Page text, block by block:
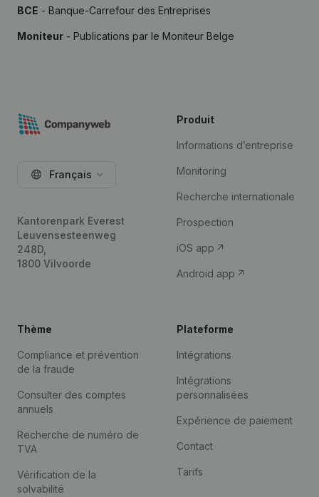
BCE - Banque-Carrefour des Entreprises
Moniteur - Publications par le Moniteur Belge
Français
Kantorenpark Everest
Leuvensesteenweg
248D,
1800 Vilvoorde
Produit
Informations d’entreprise
Monitoring
Recherche internationale
Prospection
iOS app
Android app
Thème
Compliance et prévention
de la fraude
Consulter des comptes
annuels
Recherche de numéro de
TVA
Vérification de la
solvabilité
Plateforme
Intégrations
Intégrations
personnalisées
Expérience de paiement
Contact
Tarifs